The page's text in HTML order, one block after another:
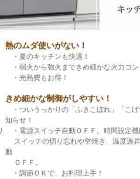
熱のムダ使いがない！
・夏のキッチンも快適！
・弱火から強火まできめ細かな火力コン
・光熱費もお得！
きめ細かな制御がしやすい！
・ついうっかりの「ふきこぼれ」「こげ
知らせ！
・電源スイッチ自動ＯＦＦ。時間設定機
スイッチの切り忘れや空焼き、温度過
動
ＯＦＦ。
・調節ＯＫで、お料理上手！